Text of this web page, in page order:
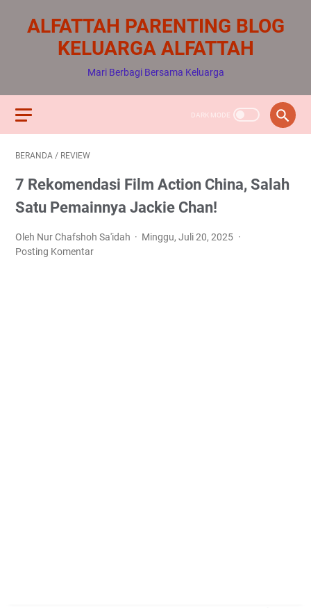
ALFATTAH PARENTING BLOG
KELUARGA ALFATTAH
Mari Berbagi Bersama Keluarga
BERANDA / REVIEW
7 Rekomendasi Film Action China, Salah
Satu Pemainnya Jackie Chan!
Oleh Nur Chafshoh Sa'idah
Minggu, Juli 20, 2025
Posting Komentar